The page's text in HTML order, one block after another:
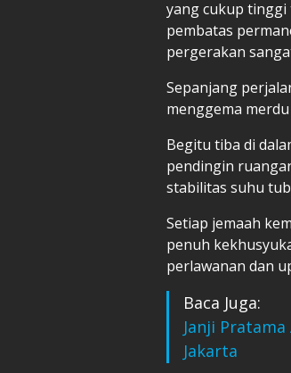
yang cukup tinggi
pembatas
pergerakan
Sepanjang
menggema
Begitu tiba di
pendingin
stabilitas suhu
Setiap jemaah
penuh
perlawanan dan
Baca Juga:
Janji
Jakarta